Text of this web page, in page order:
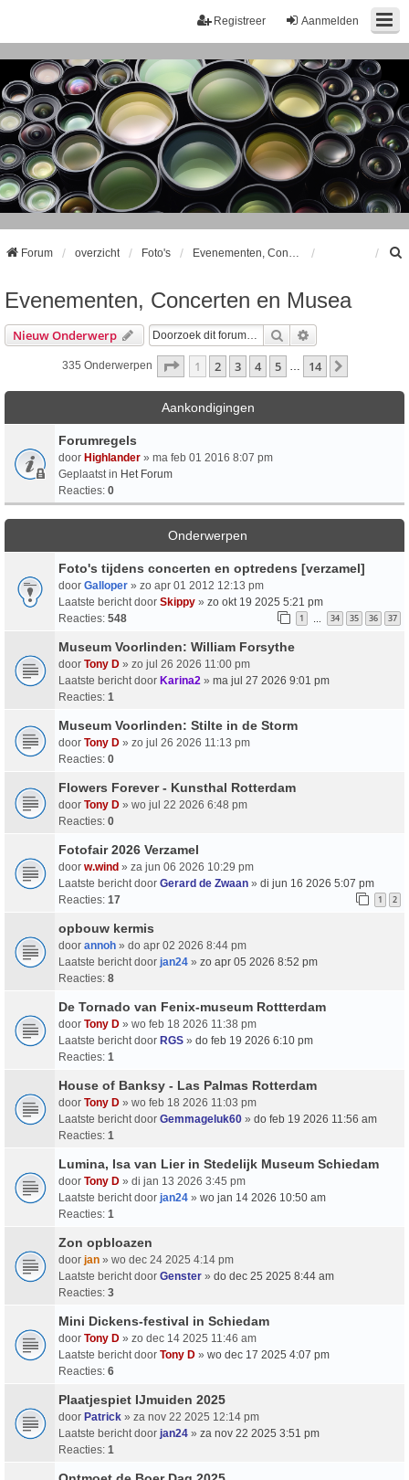
Aanmelden
Registreer
Forum overzicht Foto's
Evenementen, Concerten en Musea
Nieuw Onderwerp Zoek
335 Onderwerpen Pagina Van14
1 2 3 4 5 14
Aankondigingen
Forumregels
door Highlander » ma feb 01 2016 8:07 pm
Geplaatst in Het Forum
Reacties: 0
Onderwerpen
Foto's tijdens concerten en optredens [verzamel]
door Galloper » zo apr 01 2012 12:13 pm
Laatste bericht door Skippy » zo okt 19 2025 5:21 pm
Reacties: 548 1 … 34 35 36 37
Museum Voorlinden: William Forsythe
door Tony D » zo jul 26 2026 11:00 pm
Laatste bericht door Karina2 » ma jul 27 2026 9:01 pm
Reacties: 1
Museum Voorlinden: Stilte in de Storm
door Tony D » zo jul 26 2026 11:13 pm
Reacties: 0
Flowers Forever - Kunsthal Rotterdam
door Tony D » wo jul 22 2026 6:48 pm
Reacties: 0
Fotofair 2026 Verzamel
door w.wind » za jun 06 2026 10:29 pm
Laatste bericht door Gerard de Zwaan » di jun 16 2026 5:07 pm
Reacties: 17 1 2
opbouw kermis
door annoh » do apr 02 2026 8:44 pm
Laatste bericht door jan24 » zo apr 05 2026 8:52 pm
Reacties: 8
De Tornado van Fenix-museum Rottterdam
door Tony D » wo feb 18 2026 11:38 pm
Laatste bericht door RGS » do feb 19 2026 6:10 pm
Reacties: 1
House of Banksy - Las Palmas Rotterdam
door Tony D » wo feb 18 2026 11:03 pm
Laatste bericht door Gemmageluk60 » do feb 19 2026 11:56 am
Reacties: 1
Lumina, Isa van Lier in Stedelijk Museum Schiedam
door Tony D » di jan 13 2026 3:45 pm
Laatste bericht door jan24 » wo jan 14 2026 10:50 am
Reacties: 1
Zon opbloazen
door jan » wo dec 24 2025 4:14 pm
Laatste bericht door Genster » do dec 25 2025 8:44 am
Reacties: 3
Mini Dickens-festival in Schiedam
door Tony D » zo dec 14 2025 11:46 am
Laatste bericht door Tony D » wo dec 17 2025 4:07 pm
Reacties: 6
Plaatjespiet IJmuiden 2025
door Patrick » za nov 22 2025 12:14 pm
Laatste bericht door jan24 » za nov 22 2025 3:51 pm
Reacties: 1